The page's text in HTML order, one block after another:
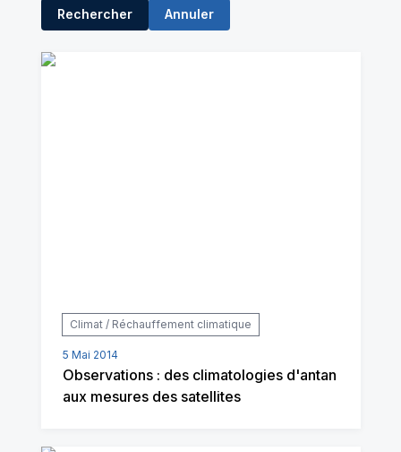
Rechercher Annuler
Climat / Réchauffement climatique
5 Mai 2014
Observations : des climatologies d'antan
aux mesures des satellites